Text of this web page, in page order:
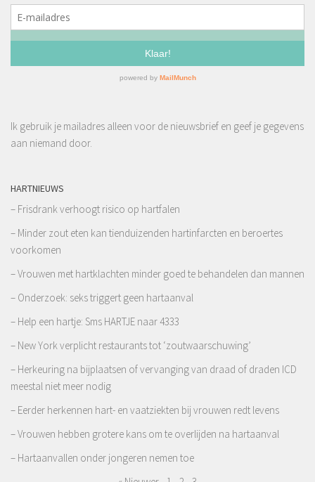
Ik gebruik je mailadres alleen voor de nieuwsbrief en geef je gegevens
aan niemand door.
HARTNIEUWS
– Frisdrank verhoogt risico op hartfalen
– Minder zout eten kan tienduizenden hartinfarcten en beroertes
voorkomen
– Vrouwen met hartklachten minder goed te behandelen dan mannen
– Onderzoek: seks triggert geen hartaanval
– Help een hartje: Sms HARTJE naar 4333
– New York verplicht restaurants tot ‘zoutwaarschuwing’
– Herkeuring na bijplaatsen of vervanging van draad of draden ICD
meestal niet meer nodig
– Eerder herkennen hart- en vaatziekten bij vrouwen redt levens
– Vrouwen hebben grotere kans om te overlijden na hartaanval
– Hartaanvallen onder jongeren nemen toe